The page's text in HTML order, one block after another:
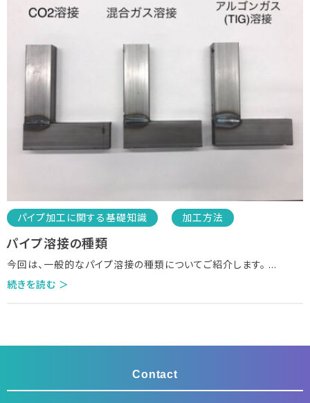
パイプ加工に関する基礎知識 加工方法
パイプ溶接の種類
今回は、一般的なパイプ溶接の種類についてご紹介します。 ...
続きを読む ＞
Contact